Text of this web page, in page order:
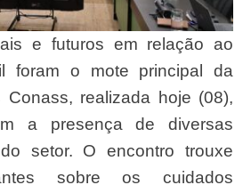
foram o mote principal da
Conass, realizada hoje (08),
a presença de diversas
setor. O encontro trouxe
sobre os cuidados